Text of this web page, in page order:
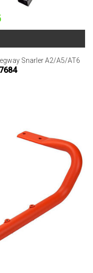
Snarler A2/A5/AT6